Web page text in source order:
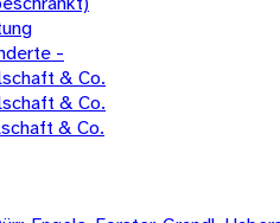
-
& Co.
& Co.
& Co.